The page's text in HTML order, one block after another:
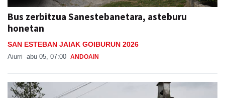
Bus zerbitzua Sanestebanetara, asteburu
honetan
SAN ESTEBAN JAIAK GOIBURUN 2026
Aiurri abu 05, 07:00 ANDOAIN